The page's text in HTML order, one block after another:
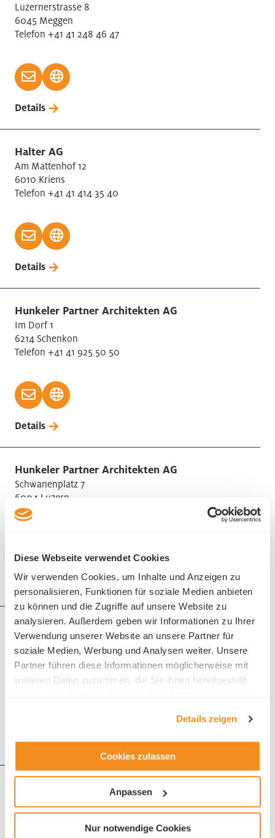
Diese Webseite verwendet Cookies
Wir verwenden Cookies, um Inhalte und Anzeigen zu
personalisieren, Funktionen für soziale Medien anbieten
zu können und die Zugriffe auf unsere Website zu
analysieren. Außerdem geben wir Informationen zu Ihrer
Verwendung unserer Website an unsere Partner für
soziale Medien, Werbung und Analysen weiter. Unsere
Partner führen diese Informationen möglicherweise mit
weiteren Daten zusammen, die Sie ihnen bereitgestellt
Details zeigen
Cookies zulassen
Anpassen
Nur notwendige Cookies
Luzernerstrasse 8
6045 Meggen
Telefon +41 41 248 46 47
Details
Halter AG
Am Mattenhof 12
6010 Kriens
Telefon +41 41 414 35 40
Details
Hunkeler Partner Architekten AG
Im Dorf 1
6214 Schenkon
Telefon +41 41 925 50 50
Details
Hunkeler Partner Architekten AG
Schwanenplatz 7
6004 Luzern
Telefon +41 41 925 50 50
IGD Grüter AG
Zügholzstrasse 1
6252 Dagmersellen
Telefon +41 62 748 20 70
Details
Leuenberger Architekten AG
6210 Sursee
Telefon +41 41 459 72 00